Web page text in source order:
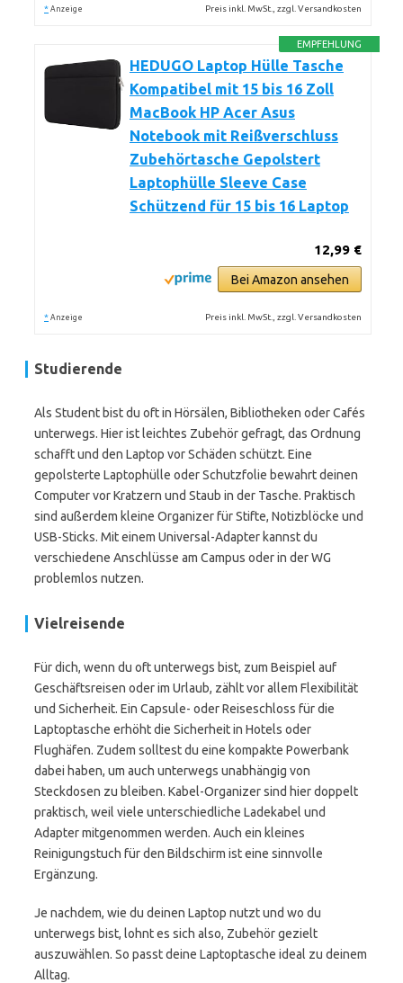
* Anzeige Preis inkl. MwSt., zzgl. Versandkosten
EMPFEHLUNG
HEDUGO Laptop Hülle Tasche
Kompatibel mit 15 bis 16 Zoll
MacBook HP Acer Asus
Notebook mit Reißverschluss
Zubehörtasche Gepolstert
Laptophülle Sleeve Case
Schützend für 15 bis 16 Laptop
12,99 €
Bei Amazon ansehen
* Anzeige Preis inkl. MwSt., zzgl. Versandkosten
Studierende
Als Student bist du oft in Hörsälen, Bibliotheken oder Cafés
unterwegs. Hier ist leichtes Zubehör gefragt, das Ordnung
schafft und den Laptop vor Schäden schützt. Eine
gepolsterte Laptophülle oder Schutzfolie bewahrt deinen
Computer vor Kratzern und Staub in der Tasche. Praktisch
sind außerdem kleine Organizer für Stifte, Notizblöcke und
USB-Sticks. Mit einem Universal-Adapter kannst du
verschiedene Anschlüsse am Campus oder in der WG
problemlos nutzen.
Vielreisende
Für dich, wenn du oft unterwegs bist, zum Beispiel auf
Geschäftsreisen oder im Urlaub, zählt vor allem Flexibilität
und Sicherheit. Ein Capsule- oder Reiseschloss für die
Laptoptasche erhöht die Sicherheit in Hotels oder
Flughäfen. Zudem solltest du eine kompakte Powerbank
dabei haben, um auch unterwegs unabhängig von
Steckdosen zu bleiben. Kabel-Organizer sind hier doppelt
praktisch, weil viele unterschiedliche Ladekabel und
Adapter mitgenommen werden. Auch ein kleines
Reinigungstuch für den Bildschirm ist eine sinnvolle
Ergänzung.
Je nachdem, wie du deinen Laptop nutzt und wo du
unterwegs bist, lohnt es sich also, Zubehör gezielt
auszuwählen. So passt deine Laptoptasche ideal zu deinem
Alltag.